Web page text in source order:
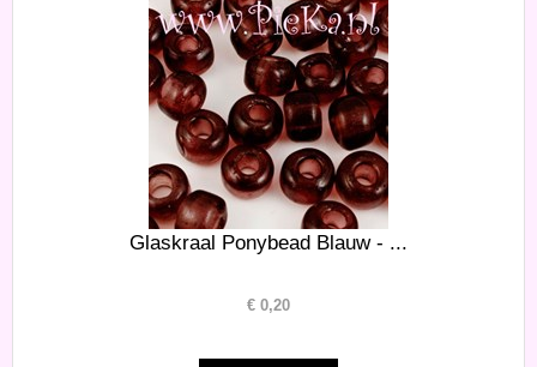
Glaskraal Ponybead Blauw - ...
€ 0,20